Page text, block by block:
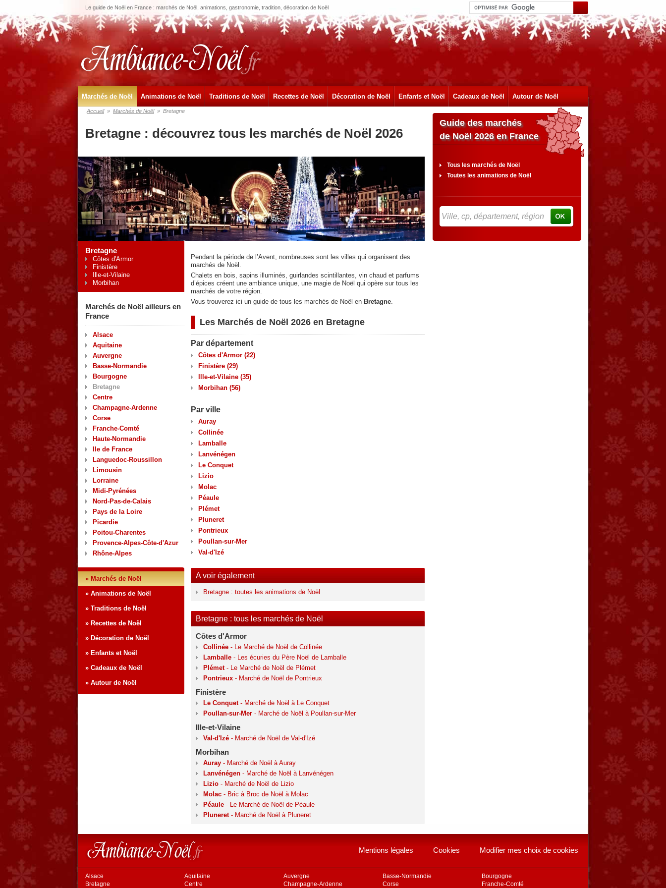
Le guide de Noël en France : marchés de Noël, animations, gastronomie, tradition, décoration de Noël
Marchés de Noël Animations de Noël Traditions de Noël Recettes de Noël Décoration de Noël Enfants et Noël Cadeaux de Noël Autour de Noël
Accueil » Marchés de Noël » Bretagne
Bretagne : découvrez tous les marchés de Noël 2026
Bretagne
Côtes d'Armor
Finistère
Ille-et-Vilaine
Morbihan
Marchés de Noël ailleurs en
France
Alsace
Aquitaine
Auvergne
Basse-Normandie
Bourgogne
Bretagne
Centre
Champagne-Ardenne
Corse
Franche-Comté
Haute-Normandie
Ile de France
Languedoc-Roussillon
Limousin
Lorraine
Midi-Pyrénées
Nord-Pas-de-Calais
Pays de la Loire
Picardie
Poitou-Charentes
Provence-Alpes-Côte-d'Azur
Rhône-Alpes
» Marchés de Noël
» Animations de Noël
» Traditions de Noël
» Recettes de Noël
» Décoration de Noël
» Enfants et Noël
» Cadeaux de Noël
» Autour de Noël
Pendant la période de l’Avent, nombreuses sont les villes qui organisent des
marchés de Noël.
Chalets en bois, sapins illuminés, guirlandes scintillantes, vin chaud et parfums
d’épices créent une ambiance unique, une magie de Noël qui opère sur tous les
marchés de votre région.
Vous trouverez ici un guide de tous les marchés de Noël en Bretagne.
Les Marchés de Noël 2026 en Bretagne
Par département
Côtes d'Armor (22)
Finistère (29)
Ille-et-Vilaine (35)
Morbihan (56)
Par ville
Auray
Collinée
Lamballe
Lanvénégen
Le Conquet
Lizio
Molac
Péaule
Plémet
Pluneret
Pontrieux
Poullan-sur-Mer
Val-d'Izé
A voir également
Bretagne : toutes les animations de Noël
Bretagne : tous les marchés de Noël
Côtes d'Armor
Collinée - Le Marché de Noël de Collinée
Lamballe - Les écuries du Père Noël de Lamballe
Plémet- Le Marché de Noël de Plémet
Pontrieux - Marché de Noël de Pontrieux
Finistère
Le Conquet- Marché de Noël à Le Conquet
Poullan-sur-Mer - Marché de Noël à Poullan-sur-Mer
Ille-et-Vilaine
Val-d'Izé - Marché de Noël de Val-d'Izé
Morbihan
Auray - Marché de Noël à Auray
Lanvénégen - Marché de Noël à Lanvénégen
Lizio - Marché de Noël de Lizio
Molac - Bric à Broc de Noël à Molac
Péaule - Le Marché de Noël de Péaule
Pluneret- Marché de Noël à Pluneret
Guide des marchés
de Noël 2026 en France
Tous les marchés de Noël
Toutes les animations de Noël
Mentions légales Cookies Modifier mes choix de cookies
Alsace Aquitaine Auvergne Basse-Normandie
Bourgogne
Bretagne
Centre Champagne-Ardenne Corse Franche-Comté